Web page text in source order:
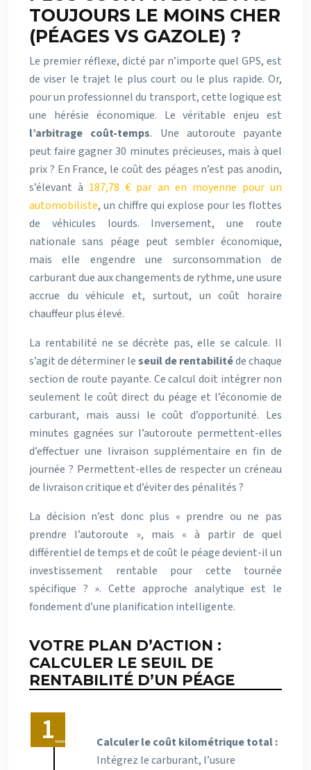
TOUJOURS LE MOINS CHER
(PÉAGES VS GAZOLE) ?
Le premier réflexe, dicté par n’importe quel GPS, est
de viser le trajet le plus court ou le plus rapide. Or,
pour un professionnel du transport, cette logique est
une hérésie économique. Le véritable enjeu est
l’arbitrage coût-temps. Une autoroute payante
peut faire gagner 30 minutes précieuses, mais à quel
prix ? En France, le coût des péages n’est pas anodin,
s’élevant à 187,78 € par an en moyenne pour un
automobiliste, un chiffre qui explose pour les flottes
de véhicules lourds. Inversement, une route
nationale sans péage peut sembler économique,
mais elle engendre une surconsommation de
carburant due aux changements de rythme, une usure
accrue du véhicule et, surtout, un coût horaire
chauffeur plus élevé.
La rentabilité ne se décrète pas, elle se calcule. Il
s’agit de déterminer leseuil de rentabilitéde chaque
section de route payante. Ce calcul doit intégrer non
seulement le coût direct du péage et l’économie de
carburant, mais aussi le coût d’opportunité. Les
minutes gagnées sur l’autoroute permettent-elles
d’effectuer une livraison supplémentaire en fin de
journée ? Permettent-elles de respecter un créneau
de livraison critique et d’éviter des pénalités ?
La décision n’est donc plus « prendre ou ne pas
prendre l’autoroute », mais « à partir de quel
différentiel de temps et de coût le péage devient-il un
investissement rentable pour cette tournée
spécifique ? ». Cette approche analytique est le
fondement d’une planification intelligente.
VOTRE PLAN D’ACTION :
CALCULER LE SEUIL DE
RENTABILITÉ D’UN PÉAGE
Calculer le coût kilométrique total :
Intégrez le carburant, l’usure